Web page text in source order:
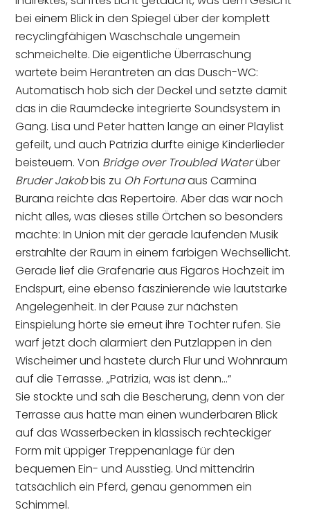
bei einem Blick in den Spiegel über der komplett
recyclingfähigen Waschschale ungemein
schmeichelte. Die eigentliche Überraschung
wartete beim Herantreten an das Dusch-WC:
Automatisch hob sich der Deckel und setzte damit
das in die Raumdecke integrierte Soundsystem in
Gang. Lisa und Peter hatten lange an einer Playlist
gefeilt, und auch Patrizia durfte einige Kinderlieder
beisteuern. Von Bridge over Troubled Waterüber
Bruder Jakobbis zu Oh Fortunaaus Carmina
Burana reichte das Repertoire. Aber das war noch
nicht alles, was dieses stille Örtchen so besonders
machte: In Union mit der gerade laufenden Musik
erstrahlte der Raum in einem farbigen Wechsellicht.
Gerade lief die Grafenarie aus Figaros Hochzeit im
Endspurt, eine ebenso faszinierende wie lautstarke
Angelegenheit. In der Pause zur nächsten
Einspielung hörte sie erneut ihre Tochter rufen. Sie
warf jetzt doch alarmiert den Putzlappen in den
Wischeimer und hastete durch Flur und Wohnraum
auf die Terrasse. „Patrizia, was ist denn…“
Sie stockte und sah die Bescherung, denn von der
Terrasse aus hatte man einen wunderbaren Blick
auf das Wasserbecken in klassisch rechteckiger
Form mit üppiger Treppenanlage für den
bequemen Ein- und Ausstieg. Und mittendrin
tatsächlich ein Pferd, genau genommen ein
Schimmel.